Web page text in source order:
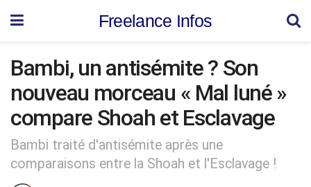
Freelance Infos
Bambi, un antisémite ? Son
nouveau morceau « Mal luné »
compare Shoah et Esclavage
Bambi traité d'antisémite après une
comparaisons entre la Shoah et l'Esclavage !